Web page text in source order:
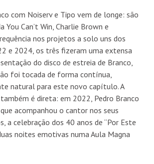
com Noiserv e Tipo vem de longe: são
You Can’t Win, Charlie Brown e
nos projetos a solo uns dos
e 2024, os três fizeram uma extensa
do disco de estreia de Branco,
foi tocada de forma contínua,
natural para este novo capítulo. A
é direta: em 2022, Pedro Branco
acompanhou o cantor nos seus
a celebração dos 40 anos de “Por Este
noites emotivas numa Aula Magna